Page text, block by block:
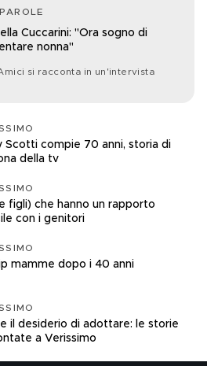
Cuccarini: "Ora sogno di
nonna"
si racconta in un'intervista
Scotti compie 70 anni, storia di
della tv
figli) che hanno un rapporto
con i genitori
mamme dopo i 40 anni
e il desiderio di adottare: le storie
a Verissimo